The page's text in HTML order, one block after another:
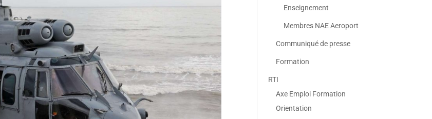
Enseignement
Membres NAE Aeroport
Communiqué de presse
Formation
RTI
Axe Emploi Formation
Orientation